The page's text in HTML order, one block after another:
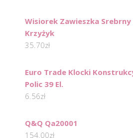
Wisiorek Zawieszka Srebrny
Krzyżyk
35.70zł
Euro Trade Klocki
Polic 39 El.
6.56zł
Q&Q Qa20001
154.00zł